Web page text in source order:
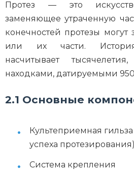
Протез — это
заменяющее утраченную
конечностей протезы могут
или их части. История
насчитывает
находками, датируемыми
2.1 Основные
Культеприемная гильза
успеха протезирования)
Система крепления